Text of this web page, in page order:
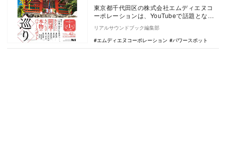
東京都千代田区の株式会社エムディエヌコ
ーポレーションは、YouTubeで話題となっ
ている「パワースポット一人旅」によるパ
ワースポ…
リアルサウンドブック編集部
エムディエヌコーポレーション
パワースポット